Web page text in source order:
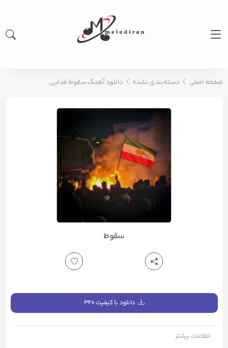
صفحه اصلی دسته‌بندی نشده دانلود آهنگ سقوط فدایی
سقوط
دانلود با کیفیت ۳۲۰
اطلاعات بیشتر